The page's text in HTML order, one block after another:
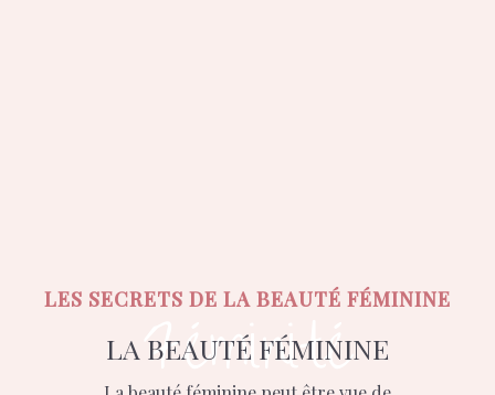
LES SECRETS DE LA BEAUTÉ FÉMININE
LA BEAUTÉ FÉMININE
Féminité